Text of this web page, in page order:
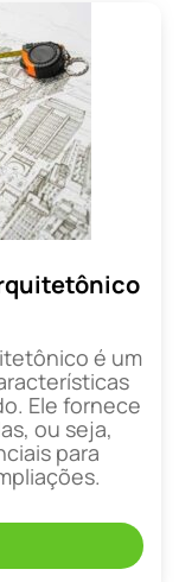
é um
Ele fornece
ou seja,
para